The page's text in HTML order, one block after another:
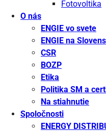
Fotovoltika
O nás
ENGIE vo svete
ENGIE na
CSR
BOZP
Etika
Politika SM a
Na stiahnutie
Spoločnosti
ENERGY